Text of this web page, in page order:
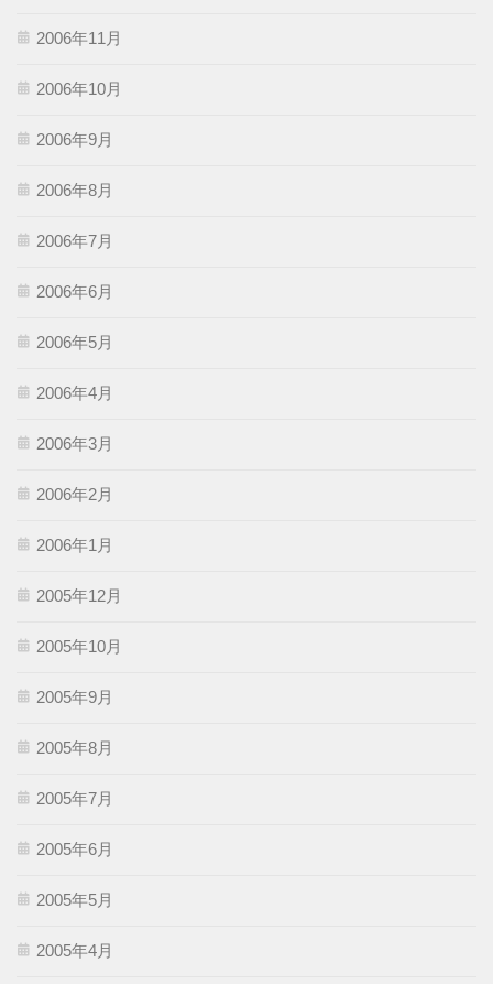
2006年11月
2006年10月
2006年9月
2006年8月
2006年7月
2006年6月
2006年5月
2006年4月
2006年3月
2006年2月
2006年1月
2005年12月
2005年10月
2005年9月
2005年8月
2005年7月
2005年6月
2005年5月
2005年4月